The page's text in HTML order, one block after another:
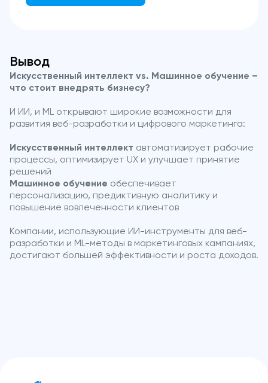
Вывод
Искусственный интеллект vs. Машинное обучение –
что стоит внедрять бизнесу?
И ИИ, и ML открывают широкие возможности для
развития веб-разработки и цифрового маркетинга:
Искусственный интеллект автоматизирует рабочие
процессы, оптимизирует UX и улучшает принятие
решений
Машинное обучение обеспечивает
персонализацию, предиктивную аналитику и
повышение вовлеченности клиентов
Компании, использующие ИИ-инструменты для веб-
разработки и ML-методы в маркетинговых кампаниях,
достигают большей эффективности и роста доходов.